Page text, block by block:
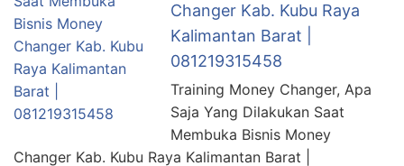
Changer Kab. Kubu Raya
Kalimantan Barat |
081219315458
Training Money Changer, Apa
Saja Yang Dilakukan Saat
Membuka Bisnis Money
Changer Kab. Kubu Raya Kalimantan Barat |